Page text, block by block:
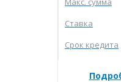
Ставка
Срок кредита